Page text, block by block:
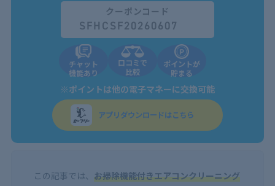
クーポンコード
SFHCSF20260607
チャット
機能あり
口コミで
比較
ポイントが
貯まる
※ポイントは他の電子マネーに交換可能
アプリダウンロードはこちら
この記事では、 お掃除機能付きエアコンクリーニング